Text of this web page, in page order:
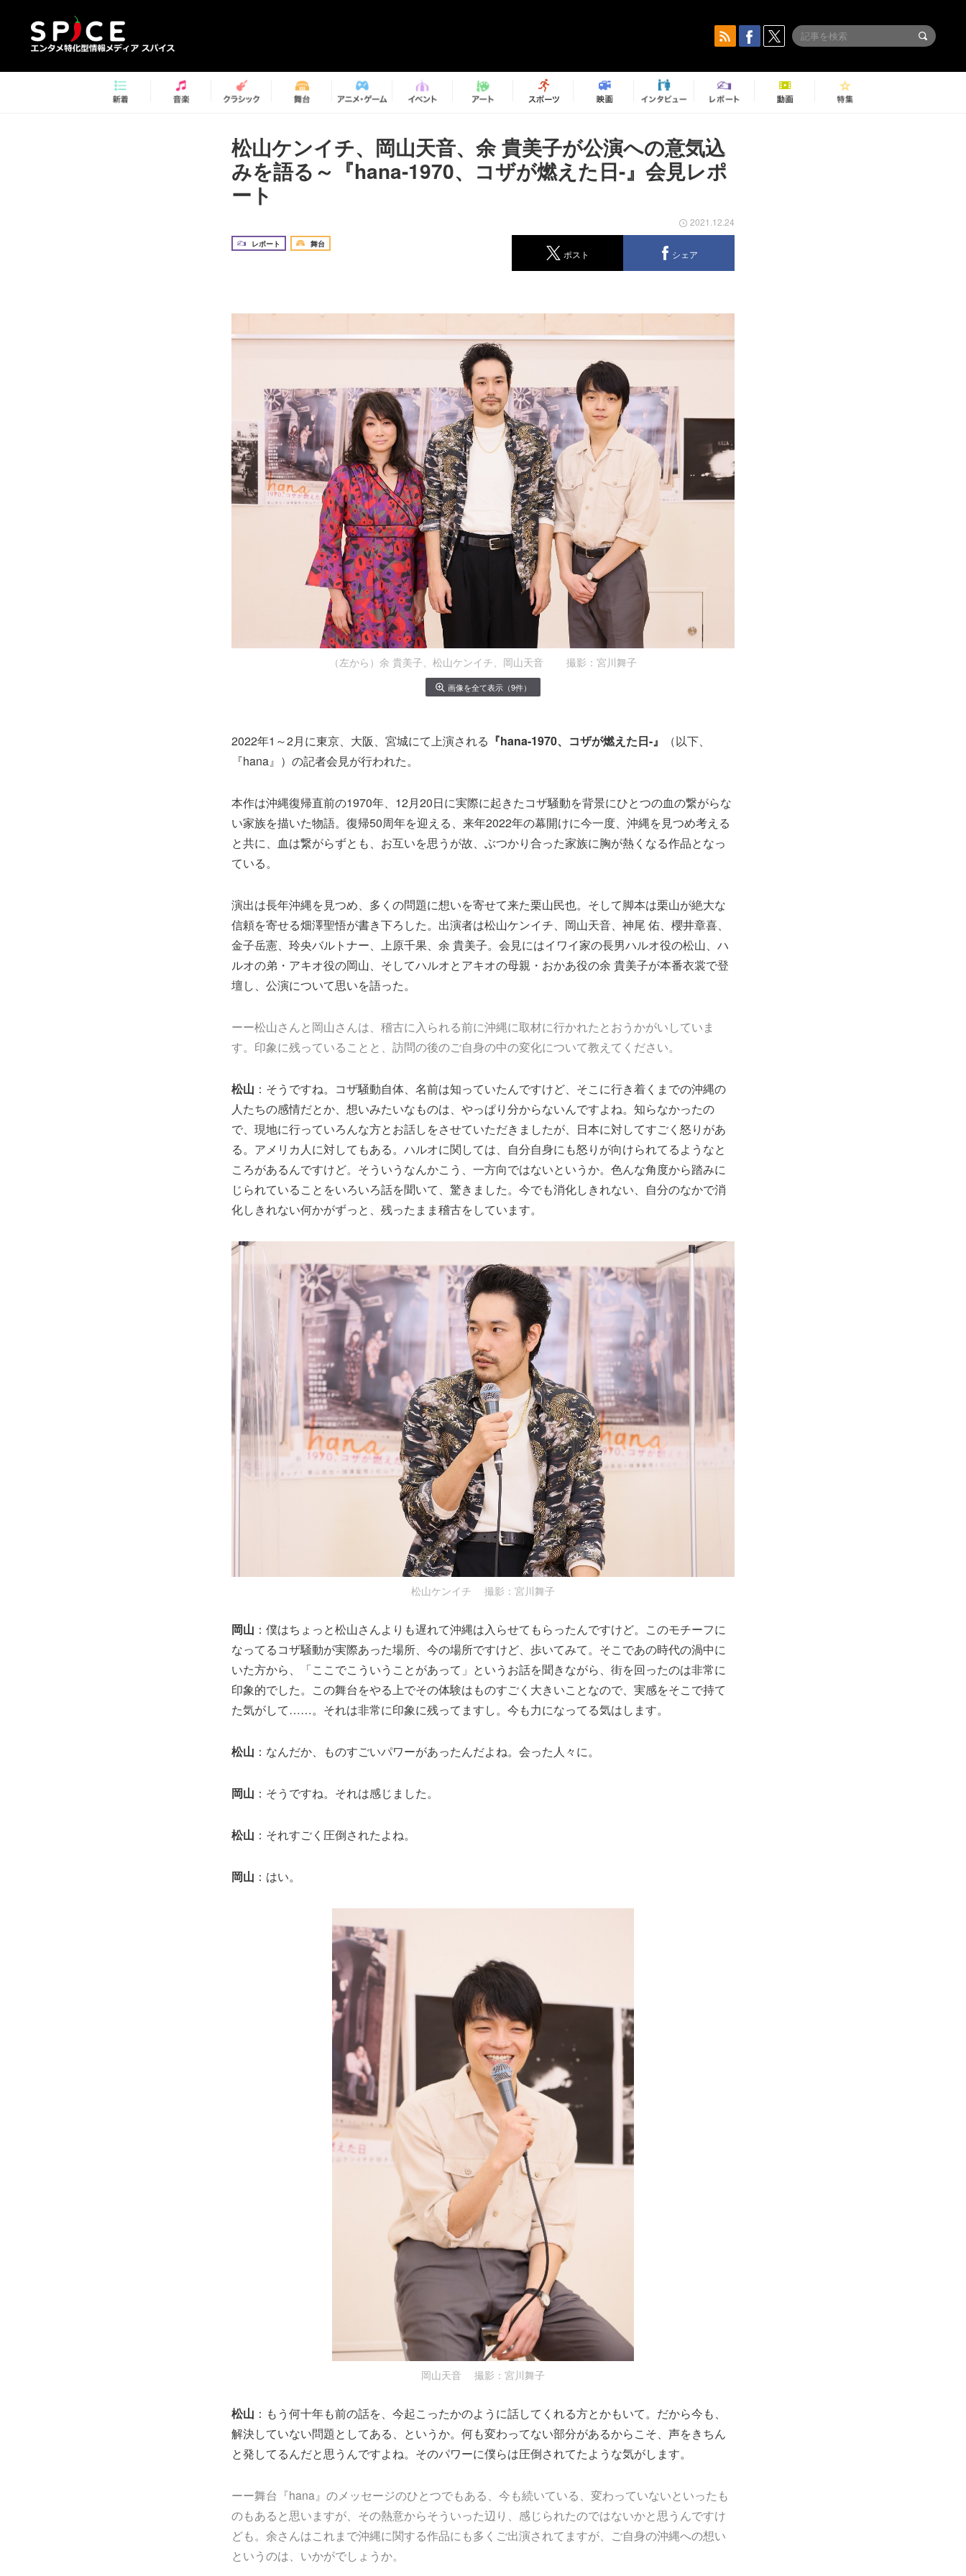
松山ケンイチ、岡山天音、余 貴美子が公演への意気込
みを語る～『hana-1970、コザが燃えた日-』会見レポ
ート
レポート 舞台
2021.12.24
ポスト シェア
（左から）余 貴美子、松山ケンイチ、岡山天音 撮影：宮川舞子
画像を全て表示（9件）
2022年1～2月に東京、大阪、宮城にて上演される 『hana-1970、コザが燃えた日-』
（以下、
『hana』）の記者会見が行われた。
本作は沖縄復帰直前の1970年、12月20日に実際に起きたコザ騒動を背景にひとつの血の繋がらな
い家族を描いた物語。復帰50周年を迎える、来年2022年の幕開けに今一度、沖縄を見つめ考える
と共に、血は繋がらずとも、お互いを思うが故、ぶつかり合った家族に胸が熱くなる作品となっ
ている。
演出は長年沖縄を見つめ、多くの問題に想いを寄せて来た栗山民也。そして脚本は栗山が絶大な
信頼を寄せる畑澤聖悟が書き下ろした。出演者は松山ケンイチ、岡山天音、神尾 佑、櫻井章喜、
金子岳憲、玲央バルトナー、上原千果、余 貴美子。会見にはイワイ家の長男ハルオ役の松山、ハ
ルオの弟・アキオ役の岡山、そしてハルオとアキオの母親・おかあ役の余 貴美子が本番衣裳で登
壇し、公演について思いを語った。
ーー松山さんと岡山さんは、稽古に入られる前に沖縄に取材に行かれたとおうかがいしていま
す。印象に残っていることと、訪問の後のご自身の中の変化について教えてください。
松山 ：そうですね。コザ騒動自体、名前は知っていたんですけど、そこに行き着くまでの沖縄の
人たちの感情だとか、想いみたいなものは、やっぱり分からないんですよね。知らなかったの
で、現地に行っていろんな方とお話しをさせていただきましたが、日本に対してすごく怒りがあ
る。アメリカ人に対してもある。ハルオに関しては、自分自身にも怒りが向けられてるようなと
ころがあるんですけど。そういうなんかこう、一方向ではないというか。色んな角度から踏みに
じられていることをいろいろ話を聞いて、驚きました。今でも消化しきれない、自分のなかで消
化しきれない何かがずっと、残ったまま稽古をしています。
松山ケンイチ 撮影：宮川舞子
岡山 ：僕はちょっと松山さんよりも遅れて沖縄は入らせてもらったんですけど。このモチーフに
なってるコザ騒動が実際あった場所、今の場所ですけど、歩いてみて。そこであの時代の渦中に
いた方から、「ここでこういうことがあって」というお話を聞きながら、街を回ったのは非常に
印象的でした。この舞台をやる上でその体験はものすごく大きいことなので、実感をそこで持て
た気がして……。それは非常に印象に残ってますし。今も力になってる気はします。
松山 ：なんだか、ものすごいパワーがあったんだよね。会った人々に。
岡山 ：そうですね。それは感じました。
松山 ：それすごく圧倒されたよね。
岡山 ：はい。
岡山天音 撮影：宮川舞子
松山 ：もう何十年も前の話を、今起こったかのように話してくれる方とかもいて。だから今も、
解決していない問題としてある、というか。何も変わってない部分があるからこそ、声をきちん
と発してるんだと思うんですよね。そのパワーに僕らは圧倒されてたような気がします。
ーー舞台『hana』のメッセージのひとつでもある、今も続いている、変わっていないといったも
のもあると思いますが、その熱意からそういった辺り、感じられたのではないかと思うんですけ
ども。余さんはこれまで沖縄に関する作品にも多くご出演されてますが、ご自身の沖縄への想い
というのは、いかがでしょうか。